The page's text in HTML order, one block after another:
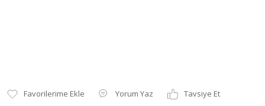
Yorum Yaz
Tavsiye Et